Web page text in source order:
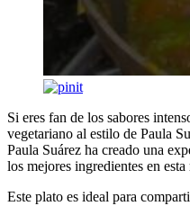
Si eres fan de los sabores
vegetariano al estilo de Paula
Paula Suárez ha creado una
los mejores ingredientes en
Este plato es ideal para